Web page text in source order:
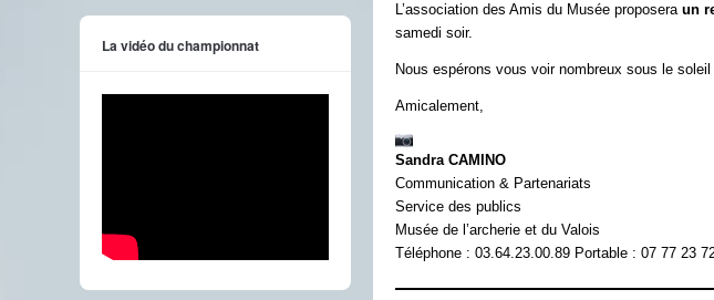
L’association des Amis du Musée proposera un
samedi soir.
Nous espérons vous voir nombreux sous le soleil
Amicalement,
Sandra CAMINO
Communication & Partenariats
Service des publics
Musée de l’archerie et du Valois
Téléphone : 03.64.23.00.89 Portable : 07 77 23
La vidéo du championnat